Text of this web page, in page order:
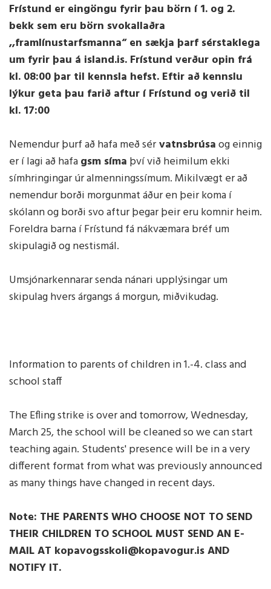
Frístund er eingöngu fyrir þau börn í 1. og 2.
bekk sem eru börn svokallaðra
,,framlínustarfsmanna“ en sækja þarf sérstaklega
um fyrir þau á island.is. Frístund verður opin frá
kl. 08:00 þar til kennsla hefst. Eftir að kennslu
lýkur geta þau farið aftur í Frístund og verið til
kl. 17:00
Nemendur þurf að hafa með sérvatnsbrúsaog einnig
er í lagi að hafagsm síma því við heimilum ekki
símhringingar úr almenningssímum. Mikilvægt er að
nemendur borði morgunmat áður en þeir koma í
skólann og borði svo aftur þegar þeir eru komnir heim.
Foreldra barna í Frístund fá nákvæmara bréf um
skipulagið og nestismál.
Umsjónarkennarar senda nánari upplýsingar um
skipulag hvers árgangs á morgun, miðvikudag.
Information to parents of children in 1.-4. class and
school staff
The Efling strike is over and tomorrow, Wednesday,
March 25, the school will be cleaned so we can start
teaching again. Students' presence will be in a very
different format from what was previously announced
as many things have changed in recent days.
Note: THE PARENTS WHO CHOOSE NOT TO SEND
THEIR CHILDREN TO SCHOOL MUST SEND AN E-
MAIL AT kopavogsskoli@kopavogur.is AND
NOTIFY IT.